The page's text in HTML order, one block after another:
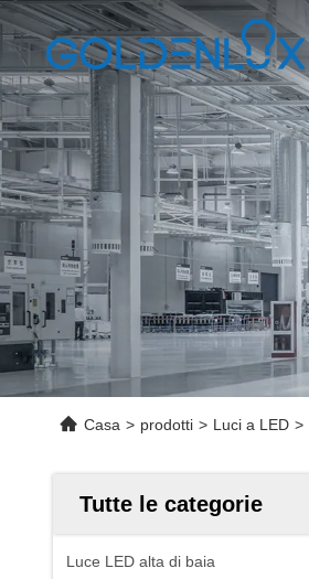
Casa > prodotti > Luci a LED >
Tutte le categorie
Luce LED alta di baia